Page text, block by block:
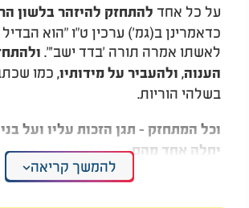
על כל אחד להתחזק להיזהר בלשון
כדאמרינן ב(גמ') ערכין ט"ו "הוא הבדיל
לאשתו אמרה תורה 'בדד ישב'".
הענוה, ולהעביר על מידותיו, כמו
בשלהי הוריות.
וכל המתחזק - תגן הזכות עליו ועל
יחלה אחד מהם.
חיים קנייבסקי".
להמשך קריאה